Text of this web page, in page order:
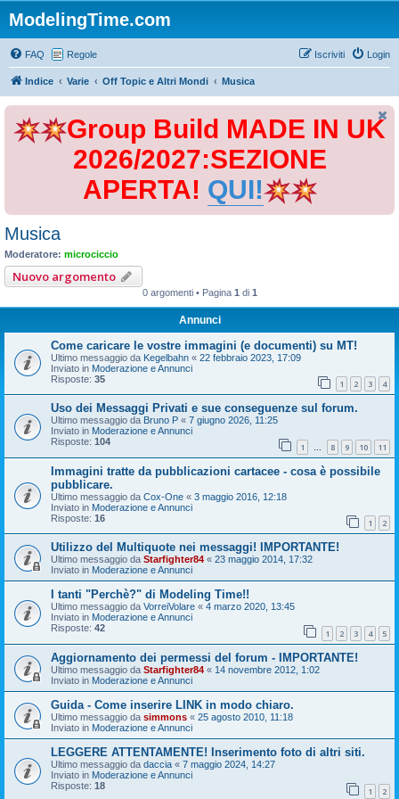
ModelingTime.com
FAQ Regole Login
Iscriviti
Indice Varie Off Topic e Altri Mondi Musica
Group Build MADE IN UK
2026/2027:SEZIONE
APERTA! QUI!
Musica
Moderatore: microciccio
Nuovo argomento
0 argomenti • Pagina 1 di 1
Annunci
Come caricare le vostre immagini (e documenti) su MT!
Ultimo messaggio da Kegelbahn « 22 febbraio 2023, 17:09
Inviato in Moderazione e Annunci
Risposte: 35 1 2 3 4
Uso dei Messaggi Privati e sue conseguenze sul forum.
Ultimo messaggio da Bruno P « 7 giugno 2026, 11:25
Inviato in Moderazione e Annunci
Risposte: 104 1 … 8 9 10 11
Immagini tratte da pubblicazioni cartacee - cosa è possibile
pubblicare.
Ultimo messaggio da Cox-One « 3 maggio 2016, 12:18
Inviato in Moderazione e Annunci
Risposte: 16 1 2
Utilizzo del Multiquote nei messaggi! IMPORTANTE!
Ultimo messaggio da Starfighter84 « 23 maggio 2014, 17:32
Inviato in Moderazione e Annunci
I tanti "Perchè?" di Modeling Time!!
Ultimo messaggio da VorreiVolare « 4 marzo 2020, 13:45
Inviato in Moderazione e Annunci
Risposte: 42 1 2 3 4 5
Aggiornamento dei permessi del forum - IMPORTANTE!
Ultimo messaggio da Starfighter84 « 14 novembre 2012, 1:02
Inviato in Moderazione e Annunci
Guida - Come inserire LINK in modo chiaro.
Ultimo messaggio da simmons « 25 agosto 2010, 11:18
Inviato in Moderazione e Annunci
LEGGERE ATTENTAMENTE! Inserimento foto di altri siti.
Ultimo messaggio da daccia « 7 maggio 2024, 14:27
Inviato in Moderazione e Annunci
Risposte: 18 1 2